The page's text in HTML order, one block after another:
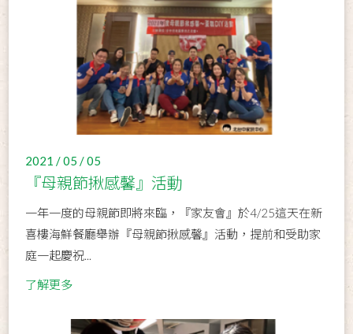
2021 / 05 / 05
『母親節揪感馨』活動
一年一度的母親節即將來臨，『家友會』於4/25這天在新
喜樓海鮮餐廳舉辦『母親節揪感馨』活動，提前和受助家
庭一起慶祝...
了解更多